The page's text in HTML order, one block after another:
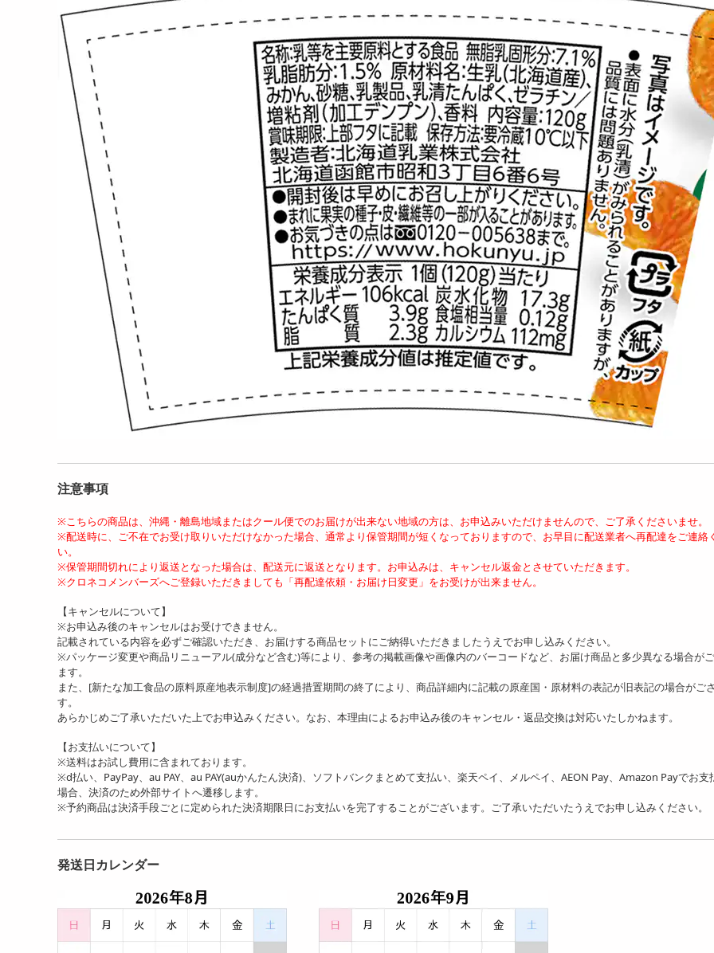
注意事項
※こちらの商品は、沖縄・離島地域またはクール便でのお届けが出来ない地域の方は、お申込みいただけませんので、ご了承くださいませ。
※配送時に、ご不在でお受け取りいただけなかった場合、通常より保管期間が短くなっておりますので、お早目に配送業者へ再配達をご連絡
い。
※保管期間切れにより返送となった場合は、配送元に返送となります。お申込みは、キャンセル返金とさせていただきます。
※クロネコメンバーズへご登録いただきましても「再配達依頼・お届け日変更」をお受けが出来ません。
【キャンセルについて】
※お申込み後のキャンセルはお受けできません。
記載されている内容を必ずご確認いただき、お届けする商品セットにご納得いただきましたうえでお申し込みください。
※パッケージ変更や商品リニューアル(成分など含む)等により、参考の掲載画像や画像内のバーコードなど、お届け商品と多少異なる場合が
ます。
また、[新たな加工食品の原料原産地表示制度]の経過措置期間の終了により、商品詳細内に記載の原産国・原材料の表記が旧表記の場合がご
す。
あらかじめご了承いただいた上でお申込みください。なお、本理由によるお申込み後のキャンセル・返品交換は対応いたしかねます。
【お支払いについて】
※送料はお試し費用に含まれております。
※d払い、PayPay、au PAY、au PAY(auかんたん決済)、ソフトバンクまとめて支払い、楽天ペイ、メルペイ、AEON Pay、Amazon Payでお支
場合、決済のため外部サイトへ遷移します。
※予約商品は決済手段ごとに定められた決済期限日にお支払いを完了することがございます。ご了承いただいたうえでお申し込みください。
発送日カレンダー